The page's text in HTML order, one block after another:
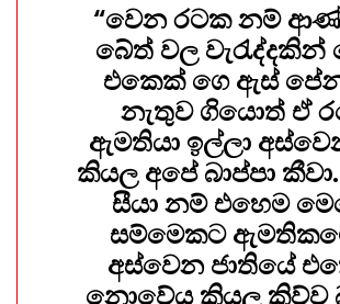
“වෙන රටක නම්
බේත් වල
එකෙක් ගෙ ඇස්
නැතුව ගියොත් ඒ
ඇමතියා ඉල්ලා
කියල අපේ බාප්පා
සීයා නම් එහෙම
සම්මෙකට
අස්වෙන ජාතියේ
නොවේය කියල කිව්ව